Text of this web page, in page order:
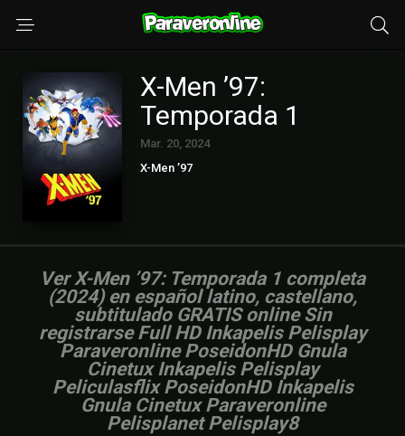
X-Men ’97:
Temporada 1
Mar. 20, 2024
X-Men ’97
Ver X-Men ’97: Temporada 1 completa
(2024) en español latino, castellano,
subtitulado GRATIS online Sin
registrarse Full HD Inkapelis Pelisplay
Paraveronline PoseidonHD Gnula
Cinetux Inkapelis Pelisplay
Peliculasflix PoseidonHD Inkapelis
Gnula Cinetux Paraveronline
Pelisplanet Pelisplay8